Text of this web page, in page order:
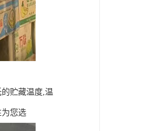
贮藏温度,温
您选